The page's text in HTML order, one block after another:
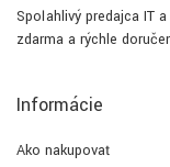
Spoľahlivý predajca IT
zdarma a rýchle
Informácie
Ako nakupovať